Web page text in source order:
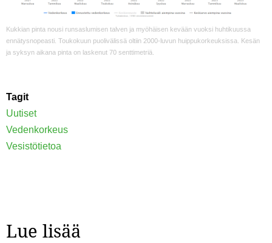
Kukkian pinta nousi runsaslumisen talven ja myöhäisen kevään vuoksi huhtikuussa
ennätysnopeasti. Toukokuun puolivälissä oltiin 2000-luvun huippukorkeuksissa. Kesän
ja syksyn aikana pinta on laskenut 70 senttimetriä.
Tagit
Uutiset
Vedenkorkeus
Vesistötietoa
Lue lisää